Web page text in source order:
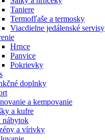
Taniere
Termofľaše a termosky
Viacdielne jedálenské servisy
Hrnce
Panvice
Pokrievky
doplnky
a kempovanie
a kufre
nábytok
a vírivky